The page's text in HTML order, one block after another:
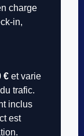
charge
in,
€ et varie
trafic.
inclus
est